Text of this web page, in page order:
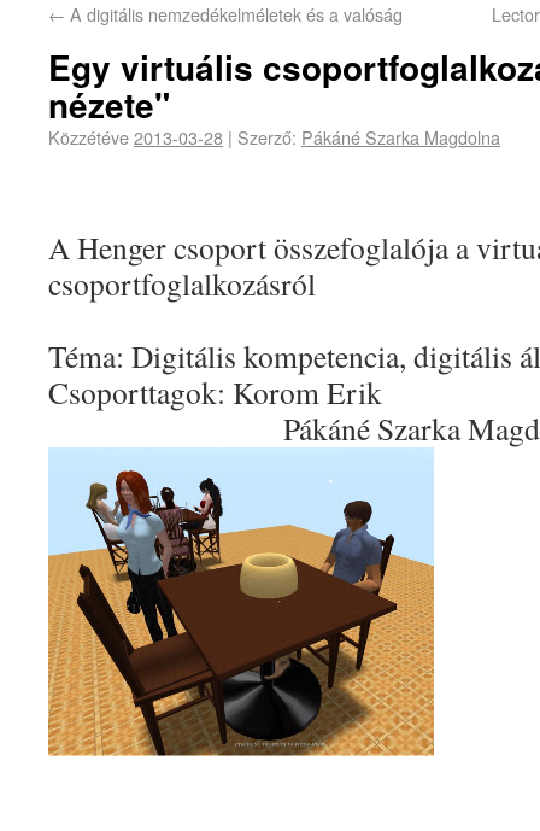
← A digitális nemzedékelméletek és a valóság
Egy virtuális
nézete"
Közzétéve2013-03-28 | Szerző: Pákáné Szarka Magdolna
A Henger csoport összefoglalója a
csoportfoglalkozásról
Téma: Digitális kompetencia, digitális
Csoporttagok: Korom Erik
Pákáné Szarka